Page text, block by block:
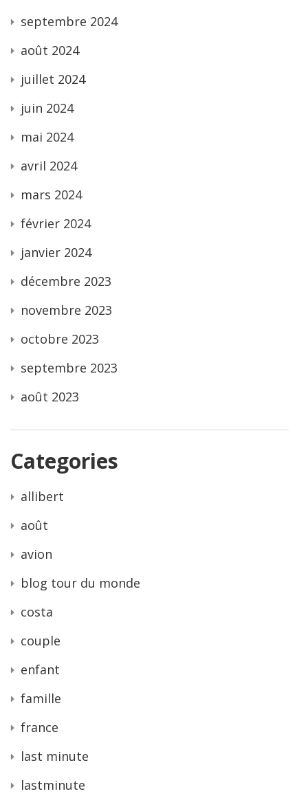
septembre 2024
août 2024
juillet 2024
juin 2024
mai 2024
avril 2024
mars 2024
février 2024
janvier 2024
décembre 2023
novembre 2023
octobre 2023
septembre 2023
août 2023
Categories
allibert
août
avion
blog tour du monde
costa
couple
enfant
famille
france
last minute
lastminute